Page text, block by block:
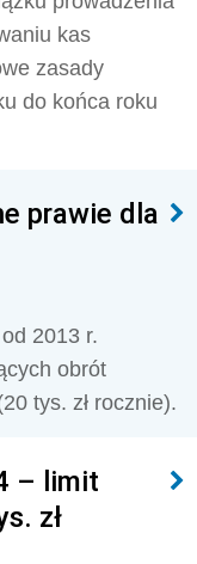
kas
zasady
do końca roku
prawie dla
2013 r.
obrót
tys. zł rocznie).
– limit
zł